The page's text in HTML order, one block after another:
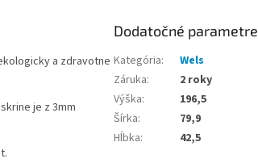
a zdravotne
je z 3mm
Dodatočné parametre
Kategória:
Wels
Záruka:
2 roky
Výška:
196,5
Šírka:
79,9
Hĺbka: 42,5